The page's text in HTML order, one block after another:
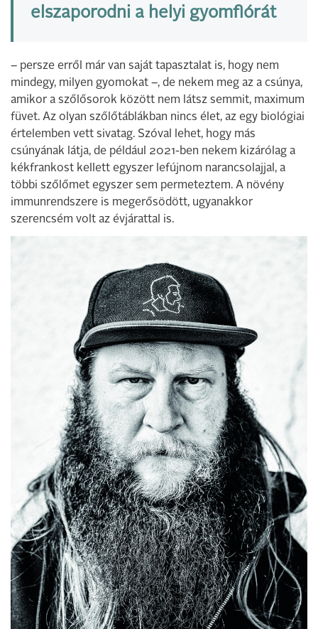
elszaporodni a helyi gyomflórát
– persze erről már van saját tapasztalat is, hogy nem
mindegy, milyen gyomokat –, de nekem meg az a csúnya,
amikor a szőlősorok között nem látsz semmit, maximum
füvet. Az olyan szőlőtáblákban nincs élet, az egy biológiai
értelemben vett sivatag. Szóval lehet, hogy más
csúnyának látja, de például 2021-ben nekem kizárólag a
kékfrankost kellett egyszer lefújnom narancsolajjal, a
többi szőlőmet egyszer sem permeteztem. A növény
immunrendszere is megerősödött, ugyanakkor
szerencsém volt az évjárattal is.